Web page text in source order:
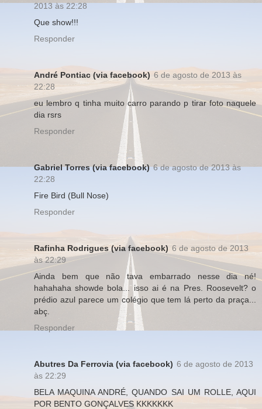
2013 às 22:28
Que show!!!
Responder
André Pontiac (via facebook) 6 de agosto de 2013 às
22:28
eu lembro q tinha muito carro parando p tirar foto naquele
dia rsrs
Responder
Gabriel Torres (via facebook) 6 de agosto de 2013 às
22:28
Fire Bird (Bull Nose)
Responder
Rafinha Rodrigues (via facebook) 6 de agosto de 2013
às 22:29
Ainda bem que não tava embarrado nesse dia né!
hahahaha showde bola... isso ai é na Pres. Roosevelt? o
prédio azul parece um colégio que tem lá perto da praça...
abç.
Responder
Abutres Da Ferrovia (via facebook) 6 de agosto de 2013
às 22:29
BELA MAQUINA ANDRÉ, QUANDO SAI UM ROLLE, AQUI
POR BENTO GONÇALVES KKKKKKK